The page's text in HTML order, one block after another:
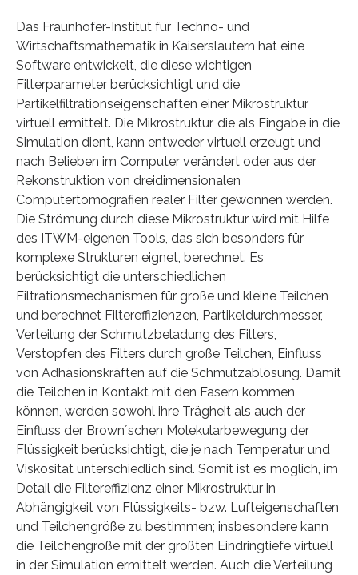
Das Fraunhofer-Institut für Techno- und
Wirtschaftsmathematik in Kaiserslautern hat eine
Software entwickelt, die diese wichtigen
Filterparameter berücksichtigt und die
Partikelfiltrationseigenschaften einer Mikrostruktur
virtuell ermittelt. Die Mikrostruktur, die als Eingabe in die
Simulation dient, kann entweder virtuell erzeugt und
nach Belieben im Computer verändert oder aus der
Rekonstruktion von dreidimensionalen
Computertomografien realer Filter gewonnen werden.
Die Strömung durch diese Mikrostruktur wird mit Hilfe
des ITWM-eigenen Tools, das sich besonders für
komplexe Strukturen eignet, berechnet. Es
berücksichtigt die unterschiedlichen
Filtrationsmechanismen für große und kleine Teilchen
und berechnet Filtereffizienzen, Partikeldurchmesser,
Verteilung der Schmutzbeladung des Filters,
Verstopfen des Filters durch große Teilchen, Einfluss
von Adhäsionskräften auf die Schmutzablösung. Damit
die Teilchen in Kontakt mit den Fasern kommen
können, werden sowohl ihre Trägheit als auch der
Einfluss der Brown´schen Molekularbewegung der
Flüssigkeit berücksichtigt, die je nach Temperatur und
Viskosität unterschiedlich sind. Somit ist es möglich, im
Detail die Filtereffizienz einer Mikrostruktur in
Abhängigkeit von Flüssigkeits- bzw. Lufteigenschaften
und Teilchengröße zu bestimmen; insbesondere kann
die Teilchengröße mit der größten Eindringtiefe virtuell
in der Simulation ermittelt werden. Auch die Verteilung